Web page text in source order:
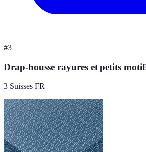
#3
Drap-housse rayures et petits
3 Suisses FR